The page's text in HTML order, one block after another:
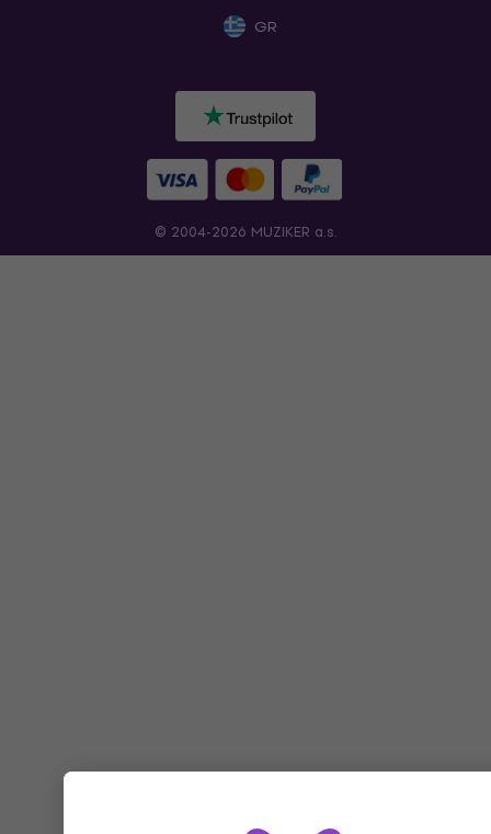
GR
© 2004-2026 MUZIKER a.s.